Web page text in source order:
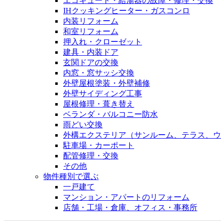
IHクッキングヒーター・ガスコンロ
内装リフォーム
和室リフォーム
押入れ・クローゼット
建具・内装ドア
玄関ドアの交換
内窓・窓サッシ交換
外壁屋根塗装・外壁補修
外壁サイディング工事
屋根修理・葺き替え
ベランダ・バルコニー防水
雨どい交換
外構エクステリア（サンルーム、テラス、ウ
駐車場・カーポート
配管修理・交換
その他
物件種別で選ぶ
一戸建て
マンション・アパートのリフォーム
店舗・工場・倉庫、オフィス・事務所